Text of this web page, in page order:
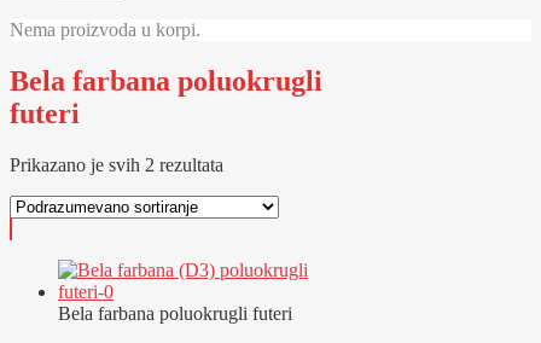
Nema proizvoda u korpi.
Bela farbana poluokrugli
futeri
Prikazano je svih 2 rezultata
Bela farbana poluokrugli futeri